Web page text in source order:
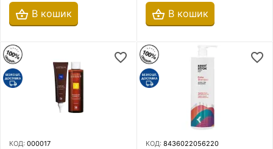
В кошик В кошик
КОД: 000017 КОД: 8436022056220